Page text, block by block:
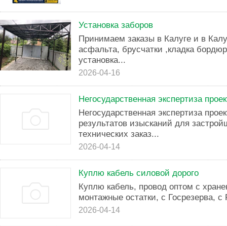
Установка заборов
Принимаем заказы в Калуге и в
асфальта, брусчатки ,кладка
установка...
2026-04-16
Негосударственная экспертиза
Негосударственная экспертиза
результатов изысканий для
технических заказ...
2026-04-14
Куплю кабель силовой дорого
Куплю кабель, провод оптом с
монтажные остатки, с Госрезерва, с
2026-04-14